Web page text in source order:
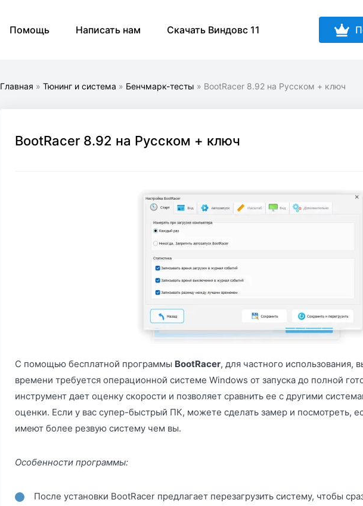
Помощь Написать нам Скачать Виндовс 11
Главная » Тюнинг и система » Бенчмарк-тесты » BootRacer 8.92 на Русском + ключ
BootRacer 8.92 на Русском + ключ
С помощью бесплатной программы BootRacer, для частного использования,
времени требуется операционной системе Windows от запуска до полной
инструмент дает оценку скорости и позволяет сравнить ее с другими
оценки. Если у вас супер-быстрый ПК, можете сделать замер и посмотреть,
имеют более резвую систему чем вы.
Особенности программы:
После установки BootRacer предлагает перезагрузить систему, чтобы